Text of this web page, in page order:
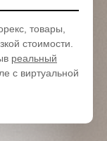
товары,
стоимости.
реальный
с виртуальной